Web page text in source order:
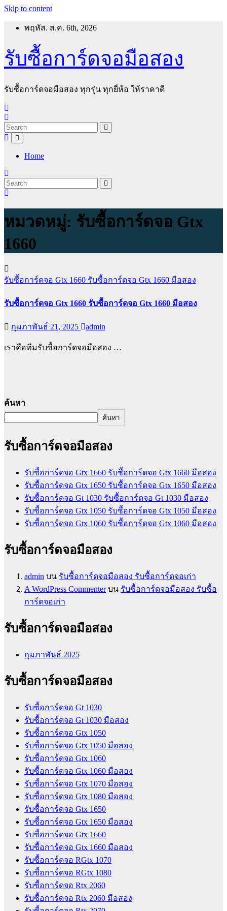
Skip to content
พฤหัส. ส.ค. 6th, 2026
รับซื้อการ์ดจอมือสอง
รับซื้อการ์ดจอมือสอง ทุกรุ่น ทุกยี่ห้อ ให้ราคาดี
Home
หมวดหมู่: รับซื้อการ์ดจอ Gtx
1660
รับซื้อการ์ดจอ Gtx 1660 รับซื้อการ์ดจอ Gtx 1660 มือสอง
รับซื้อการ์ดจอ Gtx 1660 รับซื้อการ์ดจอ Gtx 1660 มือสอง
กุมภาพันธ์ 21, 2025 admin
เราคือทีมรับซื้อการ์ดจอมือสอง …
ค้นหา
ค้นหา
รับซื้อการ์ดจอมือสอง
รับซื้อการ์ดจอ Gtx 1660 รับซื้อการ์ดจอ Gtx 1660 มือสอง
รับซื้อการ์ดจอ Gtx 1650 รับซื้อการ์ดจอ Gtx 1650 มือสอง
รับซื้อการ์ดจอ Gt 1030 รับซื้อการ์ดจอ Gt 1030 มือสอง
รับซื้อการ์ดจอ Gtx 1050 รับซื้อการ์ดจอ Gtx 1050 มือสอง
รับซื้อการ์ดจอ Gtx 1060 รับซื้อการ์ดจอ Gtx 1060 มือสอง
รับซื้อการ์ดจอมือสอง
admin บน รับซื้อการ์ดจอมือสอง รับซื้อการ์ดจอเก่า
A WordPress Commenterบน รับซื้อการ์ดจอมือสอง รับซื้อ
การ์ดจอเก่า
รับซื้อการ์ดจอมือสอง
กุมภาพันธ์ 2025
รับซื้อการ์ดจอมือสอง
รับซื้อการ์ดจอ Gt 1030
รับซื้อการ์ดจอ Gt 1030 มือสอง
รับซื้อการ์ดจอ Gtx 1050
รับซื้อการ์ดจอ Gtx 1050 มือสอง
รับซื้อการ์ดจอ Gtx 1060
รับซื้อการ์ดจอ Gtx 1060 มือสอง
รับซื้อการ์ดจอ Gtx 1070 มือสอง
รับซื้อการ์ดจอ Gtx 1080 มือสอง
รับซื้อการ์ดจอ Gtx 1650
รับซื้อการ์ดจอ Gtx 1650 มือสอง
รับซื้อการ์ดจอ Gtx 1660
รับซื้อการ์ดจอ Gtx 1660 มือสอง
รับซื้อการ์ดจอ RGtx 1070
รับซื้อการ์ดจอ RGtx 1080
รับซื้อการ์ดจอ Rtx 2060
รับซื้อการ์ดจอ Rtx 2060 มือสอง